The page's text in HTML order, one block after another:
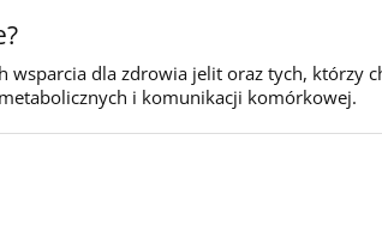
dla zdrowia jelit oraz tych, którzy
i komunikacji komórkowej.